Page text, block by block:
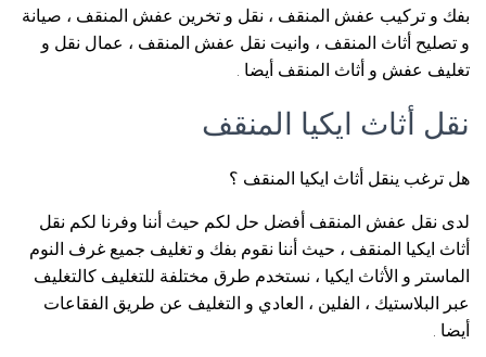
بفك و تركيب عفش المنقف ، نقل و تخرين عفش المنقف ، صيانة
و تصليح أثاث المنقف ، وانيت نقل عفش المنقف ، عمال نقل و
تغليف عفش و أثاث المنقف أيضا .
نقل أثاث ايكيا المنقف
هل ترغب ينقل أثاث ايكيا المنقف ؟
لدى نقل عفش المنقف أفضل حل لكم حيث أننا وفرنا لكم نقل
أثاث ايكيا المنقف ، حيث أننا نقوم بفك و تغليف جميع غرف النوم
الماستر و الأثاث ايكيا ، نستخدم طرق مختلفة للتغليف كالتغليف
عبر البلاستيك ، الفلين ، العادي و التغليف عن طريق الفقاعات
أيضا .